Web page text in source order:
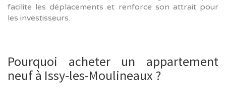
facilite les déplacements et renforce son attrait pour
les investisseurs.
Pourquoi acheter un appartement
neuf à Issy-les-Moulineaux ?